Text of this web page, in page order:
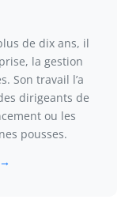
de dix ans, il
la gestion
Son travail l’a
dirigeants de
ou les
pousses.